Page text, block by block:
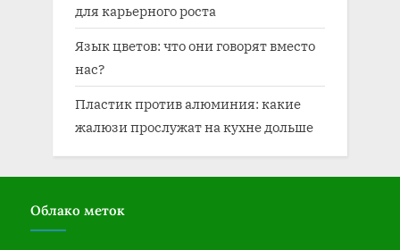
для карьерного роста
Язык цветов: что они говорят вместо
нас?
Пластик против алюминия: какие
жалюзи прослужат на кухне дольше
Облако меток